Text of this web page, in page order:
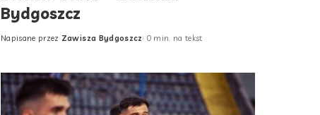
Bydgoszcz
Posted
Napisane przez Zawisza Bydgoszcz 0 min. na tekst